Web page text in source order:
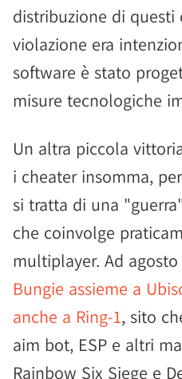
distribuzione di questi
violazione era
software è stato
misure tecnologiche
Un altra piccola
i cheater insomma,
si tratta di una
che coinvolge
multiplayer. Ad
Bungie assieme a
anche a Ring-1, sito
aim bot, ESP e altri
Rainbow Six Siege e